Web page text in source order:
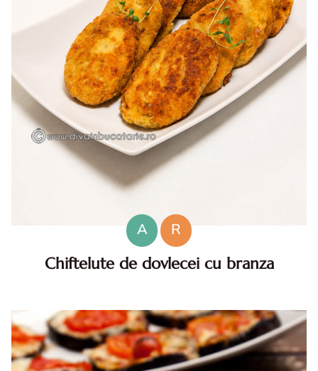
A
R
Chiftelute de dovlecei cu branza
chiftelute dovlecei cu branza.